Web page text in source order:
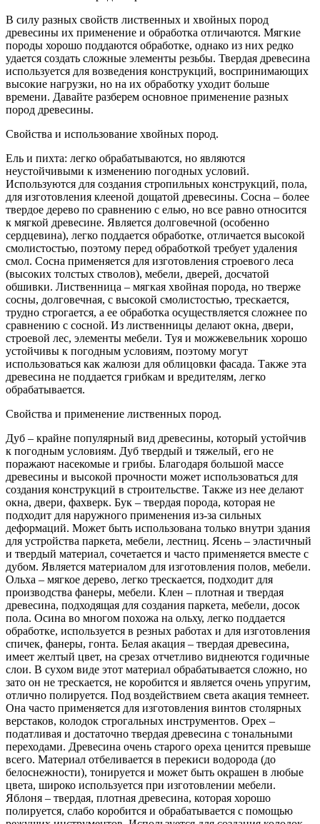
В силу разных свойств лиственных и хвойных пород
древесины их применение и обработка отличаются. Мягкие
породы хорошо поддаются обработке, однако из них редко
удается создать сложные элементы резьбы. Твердая древесина
используется для возведения конструкций, воспринимающих
высокие нагрузки, но на их обработку уходит больше
времени. Давайте разберем основное применение разных
пород древесины.
Свойства и использование хвойных пород.
Ель и пихта: легко обрабатываются, но являются
неустойчивыми к изменению погодных условий.
Используются для создания стропильных конструкций, пола,
для изготовления клееной дощатой древесины. Сосна – более
твердое дерево по сравнению с елью, но все равно относится
к мягкой древесине. Является долговечной (особенно
сердцевина), легко поддается обработке, отличается высокой
смолистостью, поэтому перед обработкой требует удаления
смол. Сосна применяется для изготовления строевого леса
(высоких толстых стволов), мебели, дверей, досчатой
обшивки. Лиственница – мягкая хвойная порода, но тверже
сосны, долговечная, с высокой смолистостью, трескается,
трудно строгается, а ее обработка осуществляется сложнее по
сравнению с сосной. Из лиственницы делают окна, двери,
строевой лес, элементы мебели. Туя и можжевельник хорошо
устойчивы к погодным условиям, поэтому могут
использоваться как жалюзи для облицовки фасада. Также эта
древесина не поддается грибкам и вредителям, легко
обрабатывается.
Свойства и применение лиственных пород.
Дуб – крайне популярный вид древесины, который устойчив
к погодным условиям. Дуб твердый и тяжелый, его не
поражают насекомые и грибы. Благодаря большой массе
древесины и высокой прочности может использоваться для
создания конструкций в строительстве. Также из нее делают
окна, двери, фахверк. Бук – твердая порода, которая не
подходит для наружного применения из-за сильных
деформаций. Может быть использована только внутри здания
для устройства паркета, мебели, лестниц. Ясень – эластичный
и твердый материал, сочетается и часто применяется вместе с
дубом. Является материалом для изготовления полов, мебели.
Ольха – мягкое дерево, легко трескается, подходит для
производства фанеры, мебели. Клен – плотная и твердая
древесина, подходящая для создания паркета, мебели, досок
пола. Осина во многом похожа на ольху, легко поддается
обработке, используется в резных работах и для изготовления
спичек, фанеры, гонта. Белая акация – твердая древесина,
имеет желтый цвет, на срезах отчетливо виднеются годичные
слои. В сухом виде этот материал обрабатывается сложно, но
зато он не трескается, не коробится и является очень упругим,
отлично полируется. Под воздействием света акация темнеет.
Она часто применяется для изготовления винтов столярных
верстаков, колодок строгальных инструментов. Орех –
податливая и достаточно твердая древесина с тональными
переходами. Древесина очень старого ореха ценится превыше
всего. Материал отбеливается в перекиси водорода (до
белоснежности), тонируется и может быть окрашен в любые
цвета, широко используется при изготовлении мебели.
Яблоня – твердая, плотная древесина, которая хорошо
полируется, слабо коробится и обрабатывается с помощью